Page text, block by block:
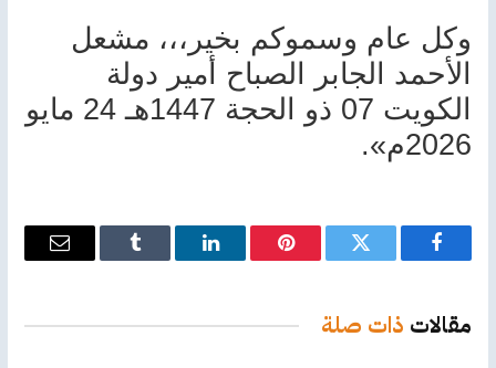
وكل عام وسموكم بخير،،، مشعل
الأحمد الجابر الصباح أمير دولة
الكويت 07 ذو الحجة 1447هـ 24 مايو
2026م».
فيسبوك تويتر بينتيريستلينكدإن Tumblr
البريد
مقالات ذات صلة